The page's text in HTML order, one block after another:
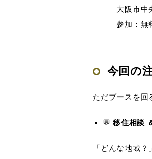
大阪市中央
参加：無
今回の
ただブースを回
💬 移住相談
「どんな地域